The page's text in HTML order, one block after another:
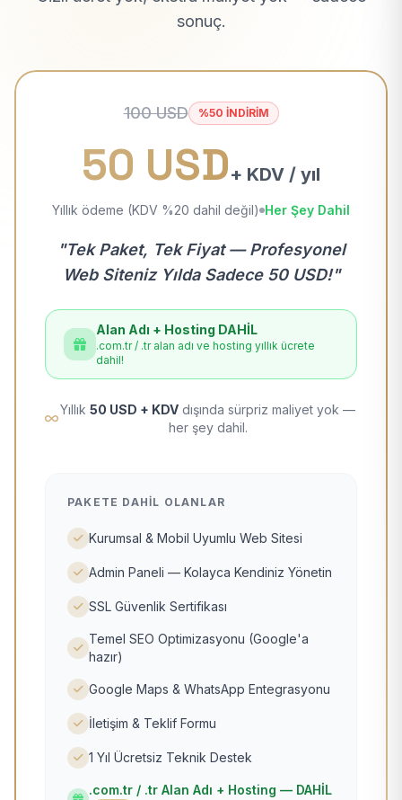
sonuç.
100 USD %50 İNDİRİM
50 USD+ KDV / yıl
Yıllık ödeme (KDV %20 dahil değil) Her Şey Dahil
"Tek Paket, Tek Fiyat — Profesyonel
Web Siteniz Yılda Sadece 50 USD!"
Alan Adı + Hosting DAHİL
.com.tr / .tr alan adı ve hosting yıllık ücrete
dahil!
Yıllık 50 USD + KDV dışında sürpriz maliyet yok —
her şey dahil.
PAKETE DAHIL OLANLAR
Kurumsal & Mobil Uyumlu Web Sitesi
Admin Paneli — Kolayca Kendiniz Yönetin
SSL Güvenlik Sertifikası
Temel SEO Optimizasyonu (Google'a
hazır)
Google Maps & WhatsApp Entegrasyonu
İletişim & Teklif Formu
1 Yıl Ücretsiz Teknik Destek
.com.tr / .tr Alan Adı + Hosting — DAHİL